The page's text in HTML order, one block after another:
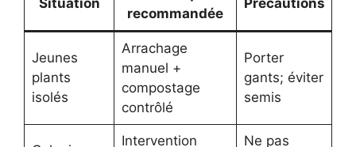
recommandée
Jeunes
plants
isolés
Arrachage
manuel +
compostage
contrôlé
Porter
gants; éviter
semis
Intervention
Ne pas